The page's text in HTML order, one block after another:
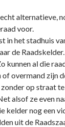
alternatieve,
voor.
in het stadhuis
de
kunnen al die
of overmand zijn
op straat
alsof ze even
kelder nog een
uit de